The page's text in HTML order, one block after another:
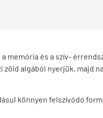
memória és a szív-
algából nyerjük, majd
könnyen felszívódó